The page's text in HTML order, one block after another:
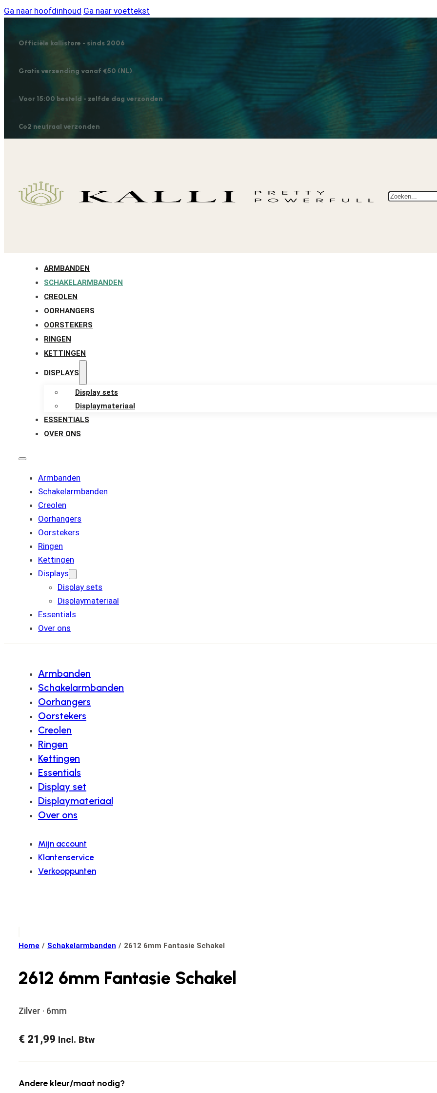
Ga naar hoofdinhoud Ga naar voettekst
Officiële kallistore - sinds 2006
Gratis verzending vanaf €50 (NL)
Voor 15:00 besteld - zelfde dag verzonden
Co2 neutraal verzonden
Zoeken
ARMBANDEN
SCHAKELARMBANDEN
CREOLEN
OORHANGERS
OORSTEKERS
RINGEN
KETTINGEN
DISPLAYS
Display sets
Displaymateriaal
ESSENTIALS
OVER ONS
Armbanden
Schakelarmbanden
Creolen
Oorhangers
Oorstekers
Ringen
Kettingen
Displays
Display sets
Displaymateriaal
Essentials
Over ons
Armbanden
Schakelarmbanden
Oorhangers
Oorstekers
Creolen
Ringen
Kettingen
Essentials
Display set
Displaymateriaal
Over ons
Mijn account
Klantenservice
Verkooppunten
Home / Schakelarmbanden / 2612 6mm Fantasie Schakel
2612 6mm Fantasie Schakel
Zilver · 6mm
€ 21,99 Incl. Btw
Andere kleur/maat nodig?